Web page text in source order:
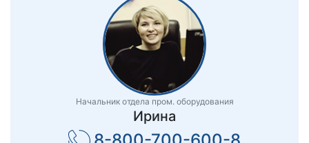
Начальник отдела пром. оборудования
Ирина